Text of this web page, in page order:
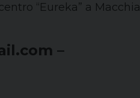
“Eureka” a Macchia
–